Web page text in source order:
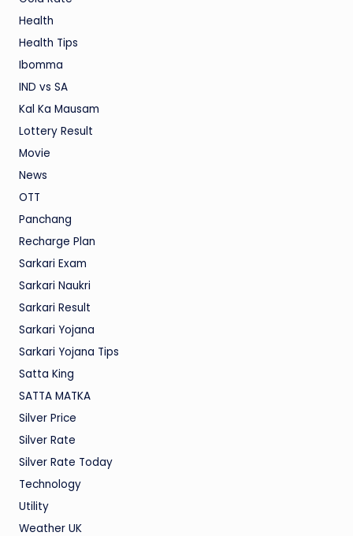
Health
Health Tips
Ibomma
IND vs SA
Kal Ka Mausam
Lottery Result
Movie
News
OTT
Panchang
Recharge Plan
Sarkari Exam
Sarkari Naukri
Sarkari Result
Sarkari Yojana
Sarkari Yojana Tips
Satta King
SATTA MATKA
Silver Price
Silver Rate
Silver Rate Today
Technology
Utility
Weather UK